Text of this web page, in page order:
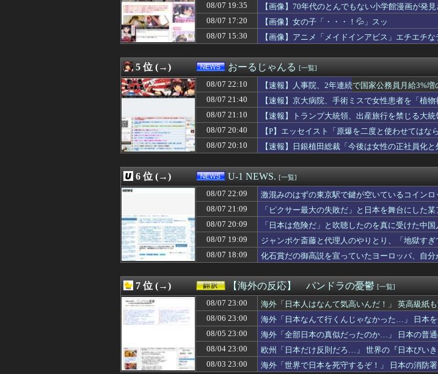
08/07 22:35
高校３年生の女です。家が嫌いすぎて家を出て現在養護施設で
08/07 22:34
【動画】ドイツ人美少女「おっぱいなんて飾りです」→貧乳で
08/07 22:34
お盆で一気見すべきアニメ教えてや
08/07 22:33
【悲報】倉持由香、息子の「自閉スペクトラム症」診断にシ
08/07 22:33
税務署員1億円超脱税疑い 詐取金で競艇か、国税当局
08/07 22:33
【衝撃】ワイくん、クッソエ口い20代の女の尿道を啜りまくっ
08/07 22:33
【謎】雨宮天さん、声優雑誌で搾乳
08/07 22:33
「盗人たけだけしい」中国国防省が防衛白書に反発…日本の新
中国の海警局と海軍の船が衝突2人死亡 南シナ海でフィリピ
08/07 22:32
【画像】ドイツハーフの現役JCアイドルデビュー
08/07 22:32
【試合結果】阪神vs中日 2026/08/07 【才木8回無失点 佐藤1安
08/07 22:32
吉田が２安打1打点！レッドソックスがホワイトソックスに劇
08/07 22:31
ギリシャの18歳新星MFがドルトムント移籍！…ゲンクから総
08/07 22:31
柳町達が代打で６打数５安打６打点 小久保監督「スタメンで
08/07 22:31
【悲報】ワイ(33)、明日嫁(34)と妊活しないといけなくて辛い
08/07 22:31
ファミコンミニ、スーファミミニ、PCエンジンミニ、メガド
【画像】ショタガキ、姉がエロすぎて精通
08/07 22:30
人生初の通販を使った義父。すると、1万円の非常持ち出し袋
08/07 22:30
【悲報】お前らアニメにわかが過ぎてこのアニメ知らないｗｗ
08/07 22:30
「ファミコンミニ、スーファミミニ、PCエンジンミニ、メガ
08/07 22:30
【悲報】隣家の室外機、限界突破
08/07 22:30
【ゼンゼロ】クラレッタまた電気かよ 完全に炎だが大人の事
08/07 22:30
ワイ、初美容院こわい
08/07 22:30
離婚調停中、義母のﾀﾋで相続が発生して向こうの口座に4000万
08/07 22:30
【悲報】キャバ嬢さん、とある非常識行為により太客を逃して
08/07 22:30
【物議】大物インフルエンサー「喫煙者の権利がマジで侵害さ
08/07 22:30
【遊戯王OCG情報】UTILITY SELECTION収録『ダーク・アー
【超悲報】最近のZの女の子、日本が暑すぎて薄着すぎる
08/07 22:30
【サッカー】歴史的転換点を迎えたＪリーグ Ｊ１史上最多６
08/07 22:30
スーパーナンペイの事件の犯人って結局誰やねん
08/07 22:30
【愛憎劇】ツン鬼嫁をドMに変えた結果、最後に分かった事実
08/07 19:35
【画像】70年代のとんでもない小学館漫画が発
08/07 17:20
【画像】女の子「・・・！💦」スッ
08/07 15:30
【画像】アニメ「メイドインアビス」エチエチ
5 位 (→) おーるじゃんる [一覧]
08/07 22:10
【速報】人事院、2年連続で国家公務員月給3%
08/07 21:40
【速報】京大病院、手術ミスで女性患者を「植
08/07 21:10
【速報】トランプ大統領、出産旅行を禁じる大
08/07 20:40
【P】エッセイスト「原爆を二度と使わせては
08/07 20:10
【速報】日銀植田総裁「今後は女性の正社員化と
6 位 (→) U-1 NEWS. [一覧]
08/07 22:09
激混みのはずの東京駅で鍵が空いているコイン
08/07 21:09
「ピクサー最大の失敗だ」と日本を舞台にし
08/07 20:09
「日本は危険だ」と吹聴したのを真に受けた
08/07 19:09
ジャンポケ斎藤と代理人のやりとり、「地獄す
08/07 18:09
化石賞だの御高説を宣っていたヨーロッパ、自
7 位 (→) 【海外の反応】 パンドラの憂鬱 [一覧]
08/07 23:00
海外「日本人はなんて気高いんだ！」 英高級紙
08/06 23:00
海外「日本なんて行くんじゃなかった…」 日本
08/05 23:00
海外「全部日本の真似だったのか…」 日本の普
08/04 23:00
欧州「日本だけ反則だろ…」 世界の『日本びい
08/03 23:00
海外「世界で日本を死守するぞ！」 日本の消防